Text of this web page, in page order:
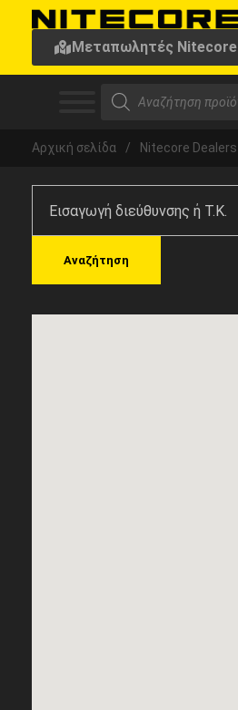
Μεταπωλητές Nitecore
Αρχική σελίδα / Nitecore Dealers
Αναζήτηση